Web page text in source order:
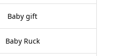
Baby gift
Baby Ruck